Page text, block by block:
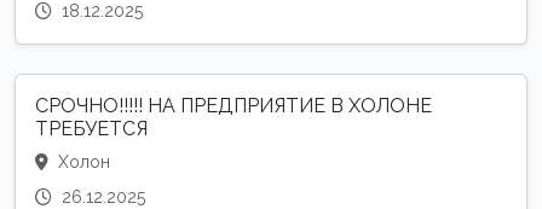
18.12.2025
СРОЧНО!!!!! НА ПРЕДПРИЯТИЕ В ХОЛОНЕ
ТРЕБУЕТСЯ
Холон
26.12.2025